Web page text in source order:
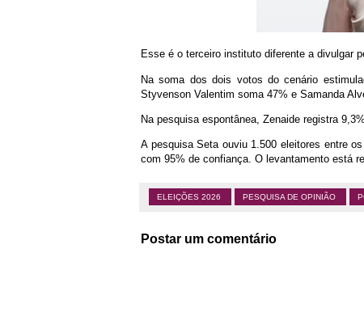
Esse é o terceiro instituto diferente a divulgar
Na soma dos dois votos do cenário
Styvenson Valentim soma 47% e Samanda
Na pesquisa espontânea, Zenaide registra
A pesquisa Seta ouviu 1.500 eleitores entre
com 95% de confiança. O levantamento está
ELEIÇÕES 2026 PESQUISA DE OPINIÃO
Postar um comentário